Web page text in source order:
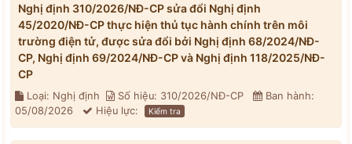
Nghị định 310/2026/NĐ-CP sửa đổi Nghị định
45/2020/NĐ-CP thực hiện thủ tục hành chính trên môi
trường điện tử, được sửa đổi bởi Nghị định 68/2024/NĐ-
CP, Nghị định 69/2024/NĐ-CP và Nghị định 118/2025/NĐ-
CP
Loại: Nghị định Số hiệu: 310/2026/NĐ-CP
Ban hành:
05/08/2026
Hiệu lực: Kiểm tra